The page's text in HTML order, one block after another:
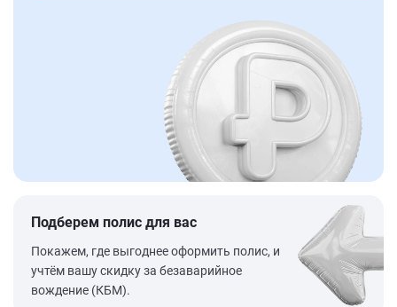
Подберем полис для вас
Покажем, где выгоднее оформить полис, и
учтём вашу скидку за безаварийное
вождение (КБМ).